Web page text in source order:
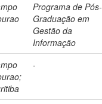
Programa de Pós-
Graduação em
Gestão da
Informação
-